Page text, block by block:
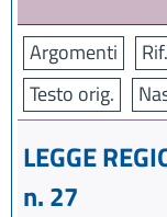
Argomenti
Testo orig.
LEGGE
n. 27